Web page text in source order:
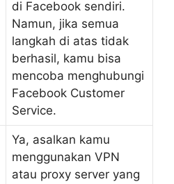
di Facebook sendiri.
Namun, jika semua
langkah di atas tidak
berhasil, kamu bisa
mencoba menghubungi
Facebook Customer
Service.
Ya, asalkan kamu
menggunakan VPN
atau proxy server yang